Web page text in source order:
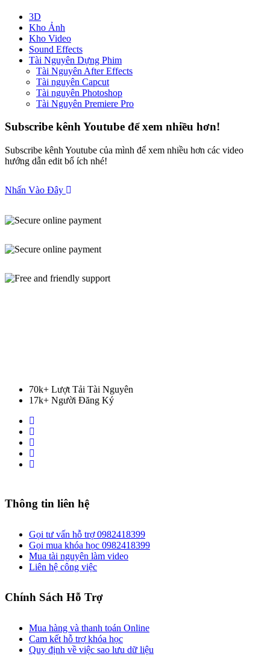
3D
Kho Ảnh
Kho Video
Sound Effects
Tài Nguyên Dựng Phim
Tài Nguyên After Effects
Tài nguyên Capcut
Tài nguyên Photoshop
Tài Nguyên Premiere Pro
Subscribe kênh Youtube để xem nhiều hơn!
Subscribe kênh Youtube của mình để xem nhiều hơn các video
hướng dẫn edit bổ ích nhé!
Nhấn Vào Đây
70k+ Lượt Tải Tài Nguyên
17k+ Người Đăng Ký
Thông tin liên hệ
Gọi tư vấn hỗ trợ 0982418399
Gọi mua khóa học 0982418399
Mua tài nguyên làm video
Liên hệ công việc
Chính Sách Hỗ Trợ
Mua hàng và thanh toán Online
Cam kết hỗ trợ khóa học
Quy định về việc sao lưu dữ liệu